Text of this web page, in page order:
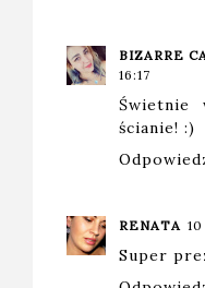
BIZARRE
16:17
Świetnie
ścianie! :)
RENATA
Super